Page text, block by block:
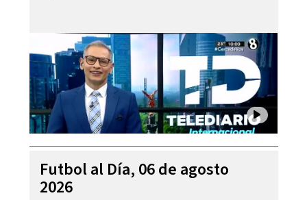
Futbol al Día, 06 de agosto
2026